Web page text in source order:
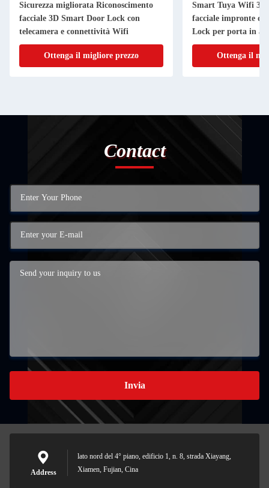
Sicurezza migliorata Riconoscimento
facciale 3D Smart Door Lock con
telecamera e connettività Wifi
Ottenga il migliore prezzo
Smart Tuya Wifi 3D
facciale impronte
Lock per porta in
Ottenga il
Contact
Invia
Address
lato nord del 4° piano, edificio 1, n. 8, strada Xiayang,
Xiamen, Fujian, Cina